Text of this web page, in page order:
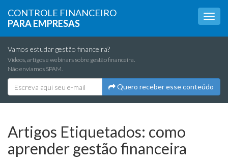
CONTROLE FINANCEIRO
PARA EMPRESAS
Vamos estudar gestão financeira?
Vídeos, artigos e webinars sobre gestão financeira.
Não enviamos SPAM.
Quero receber esse conteúdo
Artigos Etiquetados: como
aprender gestão financeira